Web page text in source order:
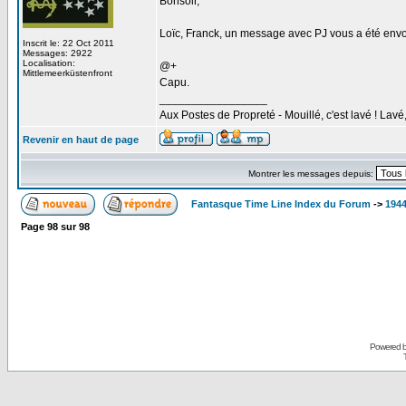
Inscrit le: 22 Oct 2011
Messages: 2922
Localisation:
Mittlemeerküstenfront
Loïc, Franck, un message avec PJ vous a été
@+
Capu.
Aux Postes de Propreté - Mouillé, c'est lavé !
Revenir en haut de page
Montrer les messages depuis:
Fantasque Time Line Index du Forum ->
Page 98 sur98
Powered